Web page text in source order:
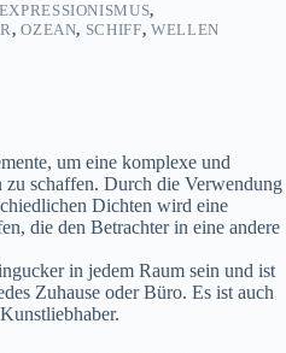
EXPRESSIONISMUS,
,OZEAN, SCHIFF, WELLEN
um eine komplexe und
zu schaffen. Durch die Verwendung
Dichten wird eine
die den Betrachter in eine andere
in jedem Raum sein und ist
Zuhause oder Büro. Es ist auch